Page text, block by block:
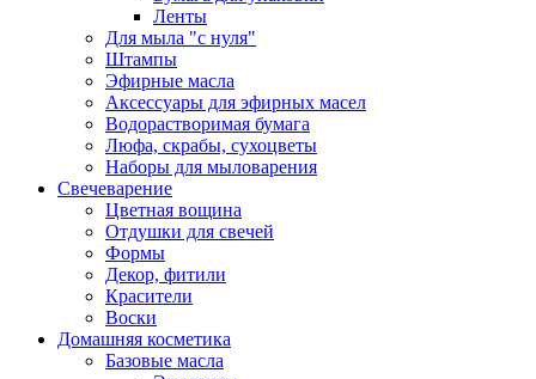
Ленты
Для мыла "с нуля"
Штампы
Эфирные масла
Аксессуары для эфирных масел
Водорастворимая бумага
Люфа, скрабы, сухоцветы
Наборы для мыловарения
Свечеварение
Цветная вощина
Отдушки для свечей
Формы
Декор, фитили
Красители
Воски
Домашняя косметика
Базовые масла